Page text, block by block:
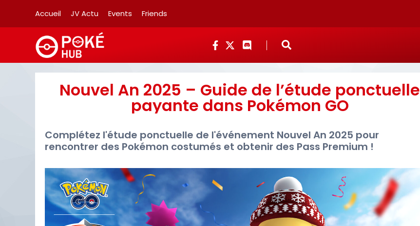
Accueil JV Actu Events Friends
Nouvel An 2025 – Guide de l’étude ponctuelle
payante dans Pokémon GO
Complétez l'étude ponctuelle de l'événement Nouvel An 2025 pour
rencontrer des Pokémon costumés et obtenir des Pass Premium !